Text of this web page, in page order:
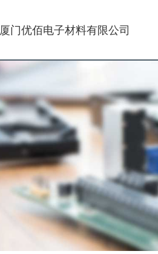
厦门优佰电子材料有限公司